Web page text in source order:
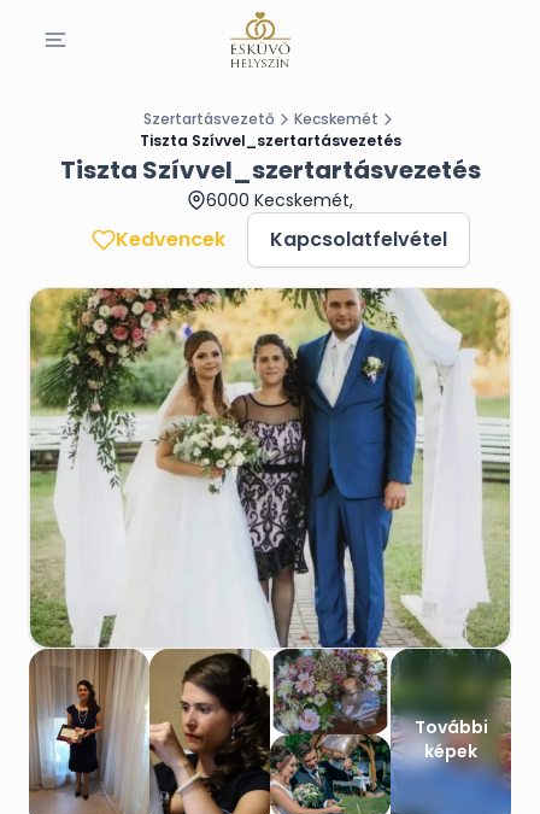
Szertartásvezető
Kecskemét
Tiszta Szívvel_szertartásvezetés
Tiszta Szívvel_szertartásvezetés
6000 Kecskemét,
Kedvencek Kapcsolatfelvétel
További
képek